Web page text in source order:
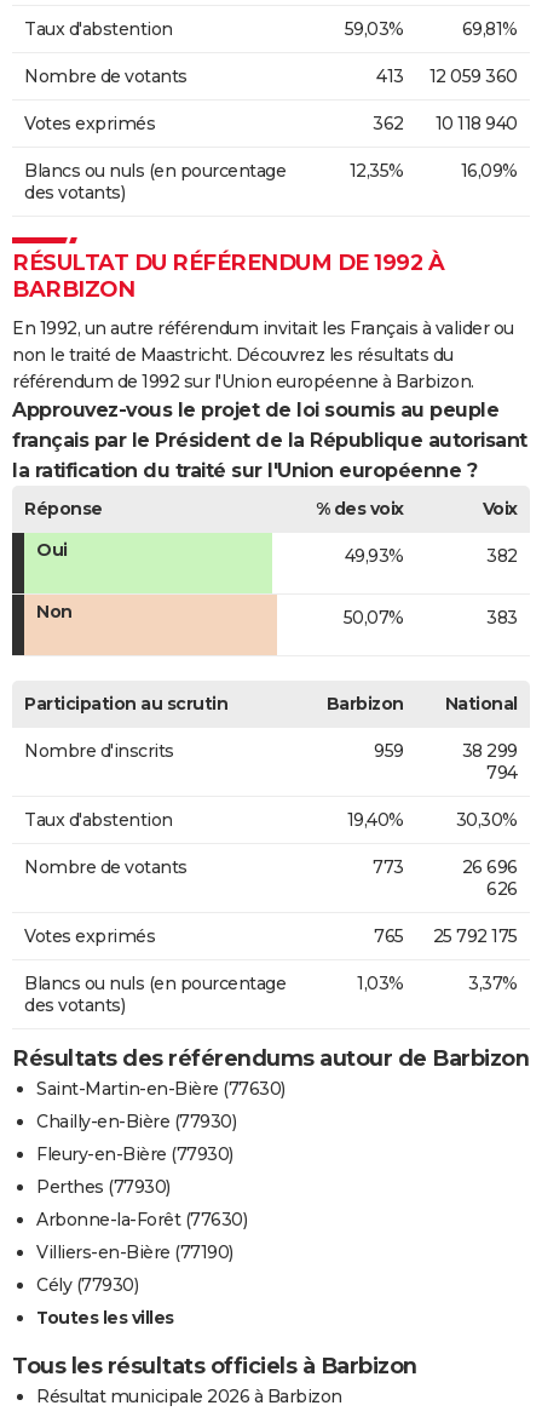
Taux d'abstention 59,03% 69,81%
Nombre de votants 413 12 059 360
Votes exprimés 362 10 118 940
Blancs ou nuls (en pourcentage
des votants)
12,35% 16,09%
RÉSULTAT DU RÉFÉRENDUM DE 1992 À
BARBIZON
En 1992, un autre référendum invitait les Français à valider ou
non le traité de Maastricht. Découvrez les résultats du
référendum de 1992 sur l'Union européenne à Barbizon.
Approuvez-vous le projet de loi soumis au peuple
français par le Président de la République autorisant
la ratification du traité sur l'Union européenne ?
Réponse % des voix
Voix
Oui
49,93% 382
Non 50,07% 383
Participation au scrutin Barbizon National
Nombre d'inscrits 959
38 299
794
Taux d'abstention 19,40% 30,30%
Nombre de votants 773
26 696
626
Votes exprimés 765 25 792 175
Blancs ou nuls (en pourcentage
des votants)
1,03% 3,37%
Résultats des référendums autour de Barbizon
Saint-Martin-en-Bière (77630)
Chailly-en-Bière (77930)
Fleury-en-Bière (77930)
Perthes (77930)
Arbonne-la-Forêt (77630)
Villiers-en-Bière (77190)
Cély (77930)
Toutes les villes
Tous les résultats officiels à Barbizon
Résultat municipale 2026 à Barbizon